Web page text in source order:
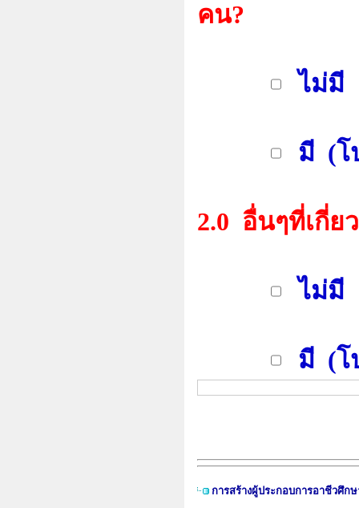
คน?
ไม่มี
มี (โ
2.0 อื่นๆที่เกี่ย
ไม่มี
มี (โ
การสร้างผู้ประกอบการอาชีวศึกษ